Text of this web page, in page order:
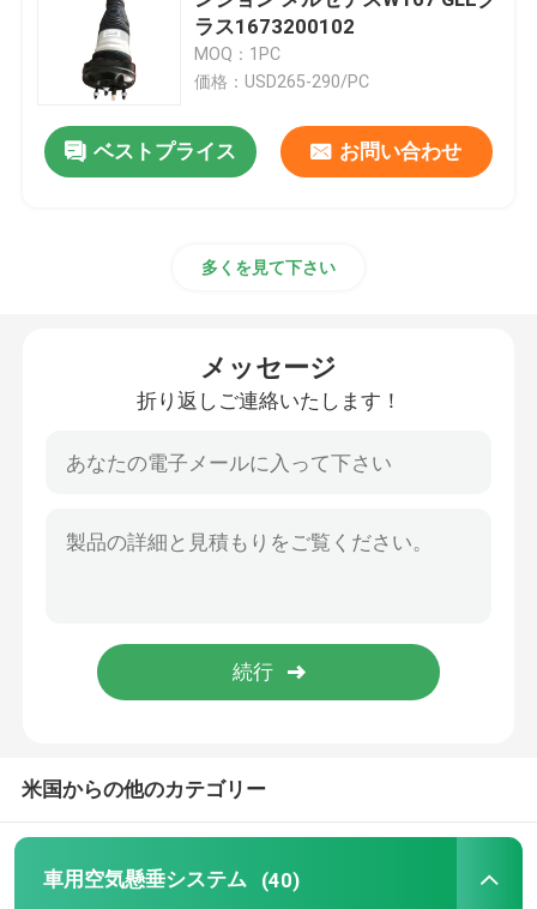
空気懸垂 コンプレッサー
空気懸垂の緩衝装置
BMWの空気懸濁液の部品
Audiの空気懸濁液の部品
ラス1673200102
MOQ：1PC
価格：USD265-290/PC
ベストプライス お問い合わせ
多くを見て下さい
メッセージ
折り返しご連絡いたします！
米国からの他のカテゴリー
車用空気懸垂システム (40)